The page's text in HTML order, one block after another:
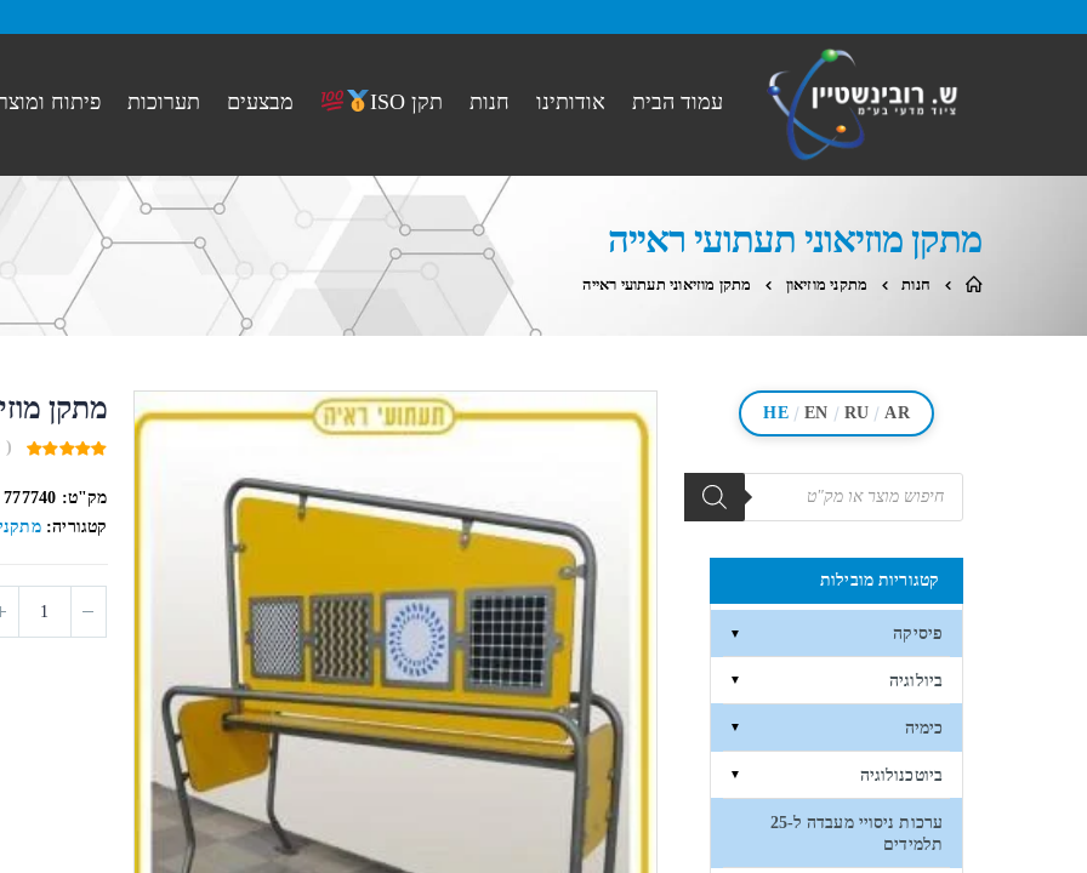
עמוד הבית אודותינו חנות תקן ISO מבצעים תערוכות פיתוח
מתקן מוזיאוני תעתועי ראייה
חנות מתקני מוזיאון מתקן מוזיאוני תעתועי ראייה
מתקן
out
of
5
(
מק"ט: 777740
קטגוריה:
HE / EN / RU / AR
מוצרים
search
קטגוריות מובילות
פיסיקה ▼
ביולוגיה ▼
כימיה ▼
ביוטכנולוגיה ▼
ערכות ניסויי מעבדה ל-25
תלמידים